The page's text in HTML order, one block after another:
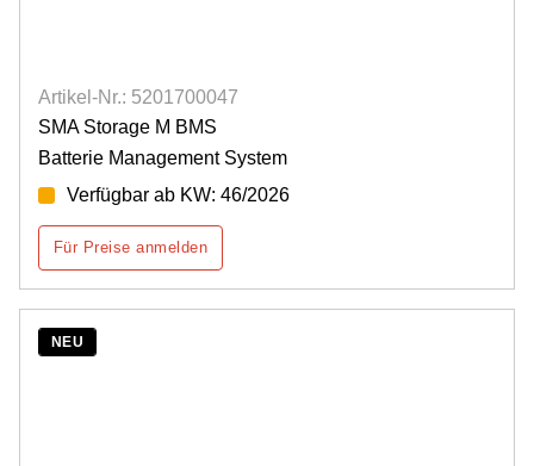
Artikel-Nr.: 5201700047
SMA Storage M BMS
Batterie Management System
Verfügbar ab KW: 46/2026
Für Preise anmelden
NEU